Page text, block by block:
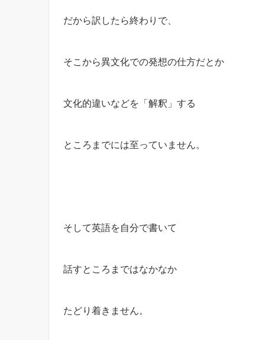
だから訳したら終わりで、
そこから異文化での発想の仕方だとか
文化的違いなどを「解釈」する
ところまでには至っていません。
そして英語を自分で書いて
話すところまではなかなか
たどり着きません。